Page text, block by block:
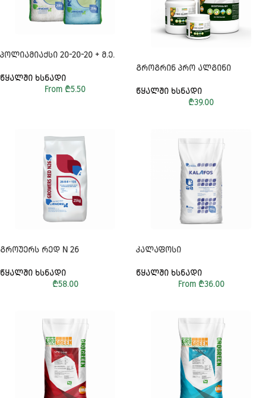
ᲞᲝᲚᲘᲐᲛᲘᲐᲥᲡᲘ 20-20-20 + Მ.Ე.
ᲬᲧᲐᲚᲨᲘ ᲮᲡᲜᲐᲓᲘ
From ₾5.50
ᲒᲠᲝᲒᲠᲘᲜ ᲞᲠᲝ ᲐᲚᲒᲘᲜᲘ
ᲬᲧᲐᲚᲨᲘ ᲮᲡᲜᲐᲓᲘ
₾39.00
ᲒᲠᲝᲣᲔᲠᲡ ᲠᲔᲓ N 26
ᲬᲧᲐᲚᲨᲘ ᲮᲡᲜᲐᲓᲘ
₾58.00
ᲙᲐᲚᲐᲤᲝᲡᲘ
ᲬᲧᲐᲚᲨᲘ ᲮᲡᲜᲐᲓᲘ
From ₾36.00